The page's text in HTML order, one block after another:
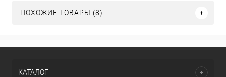
ПОХОЖИЕ ТОВАРЫ (8)
КАТАЛОГ